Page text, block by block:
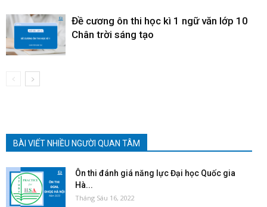
Đề cương ôn thi học kì 1 ngữ văn lớp 10
Chân trời sáng tạo
BÀI VIẾT NHIỀU NGƯỜI QUAN TÂM
Ôn thi đánh giá năng lực Đại học Quốc gia
Hà...
Tháng Sáu 16, 2022